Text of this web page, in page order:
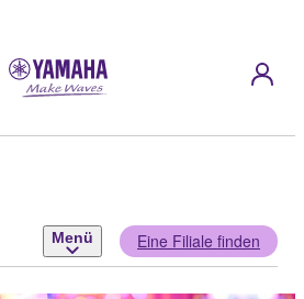
Menü Eine Filiale finden